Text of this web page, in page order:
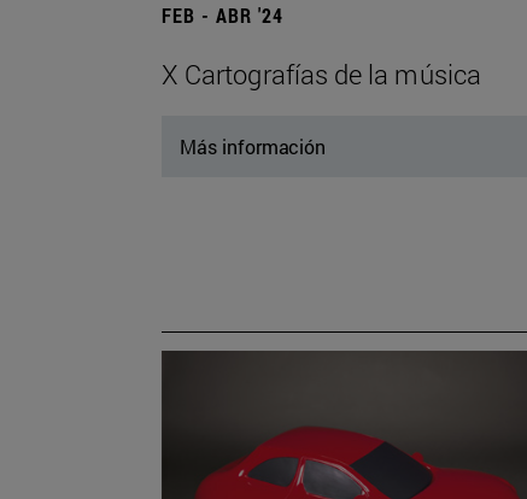
FEB - ABR '24
X Cartografías de la música
Más información